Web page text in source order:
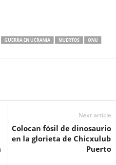
GUERRA EN UCRANIA MUERTOS
ONU
Next article
Colocan fósil de dinosaurio
en la glorieta de Chicxulub
Puerto